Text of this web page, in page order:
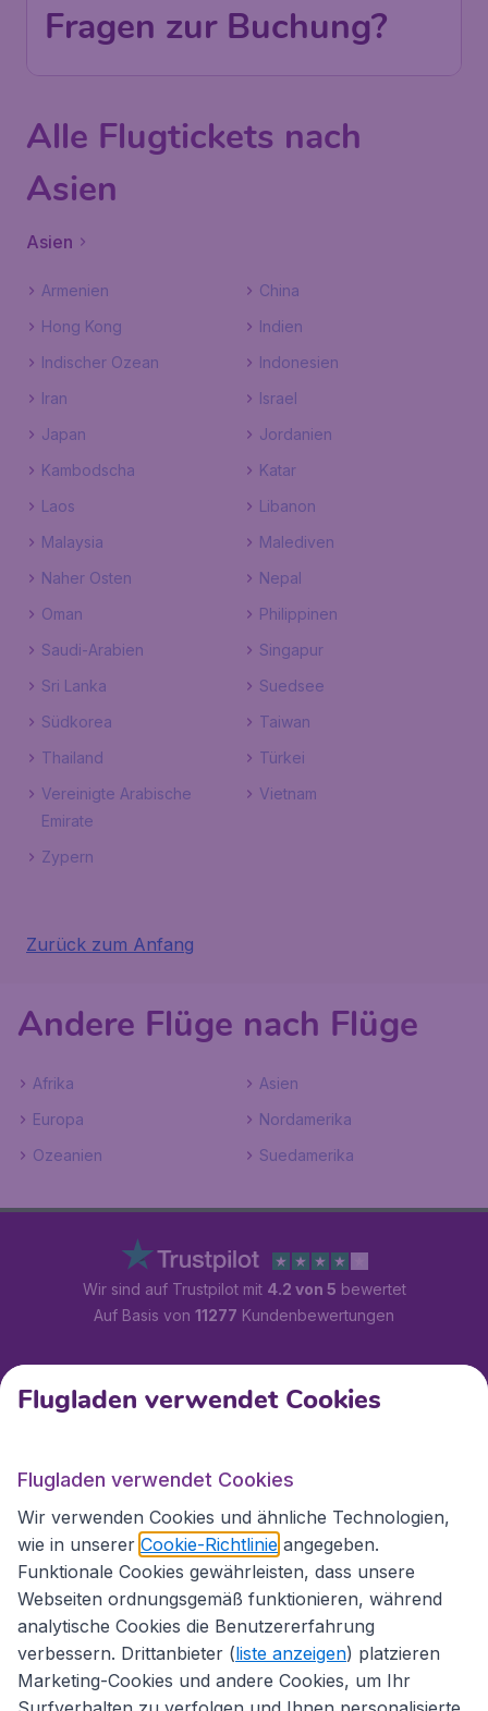
Fragen zur Buchung?
Alle Flugtickets nach
Asien
Asien
Armenien
China
Hong Kong
Indien
Indischer Ozean
Indonesien
Iran
Israel
Japan
Jordanien
Kambodscha
Katar
Laos
Libanon
Malaysia
Malediven
Naher Osten
Nepal
Oman
Philippinen
Saudi-Arabien
Singapur
Sri Lanka
Suedsee
Südkorea
Taiwan
Thailand
Türkei
Vereinigte Arabische
Emirate
Vietnam
Zypern
Zurück zum Anfang
Andere Flüge nach Flüge
Afrika
Asien
Europa
Nordamerika
Ozeanien
Suedamerika
Wir sind auf Trustpilot mit 4.2 von 5 bewertet
Auf Basis von 11277 Kundenbewertungen
Kundenservice
Flugladen.at
Internationale Webseiten
Flugladen verwendet Cookies
Flugladen verwendet Cookies
Wir verwenden Cookies und ähnliche Technologien,
wie in unserer Cookie-Richtlinie angegeben.
Funktionale Cookies gewährleisten, dass unsere
Webseiten ordnungsgemäß funktionieren, während
analytische Cookies die Benutzererfahrung
verbessern. Drittanbieter (liste anzeigen) platzieren
Marketing-Cookies und andere Cookies, um Ihr